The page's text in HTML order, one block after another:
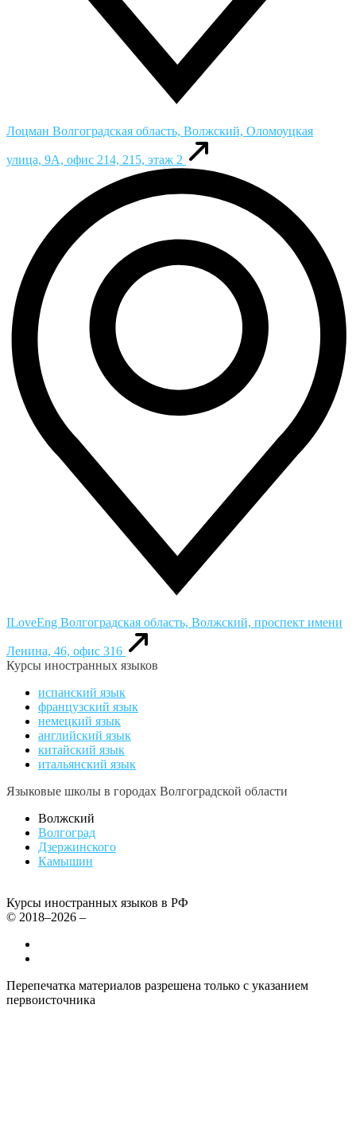
Лоцман Волгоградская область, Волжский, Оломоуцкая
улица, 9А, офис 214, 215, этаж 2
ILoveEng Волгоградская область, Волжский, проспект имени
Ленина, 46, офис 316
Курсы иностранных языков
испанский язык
французский язык
немецкий язык
английский язык
китайский язык
итальянский язык
Языковые школы в городах Волгоградской области
Волжский
Волгоград
Дзержинского
Камышин
Курсы иностранных языков в РФ
© 2018–2026 –
Перепечатка материалов разрешена только с указанием
первоисточника